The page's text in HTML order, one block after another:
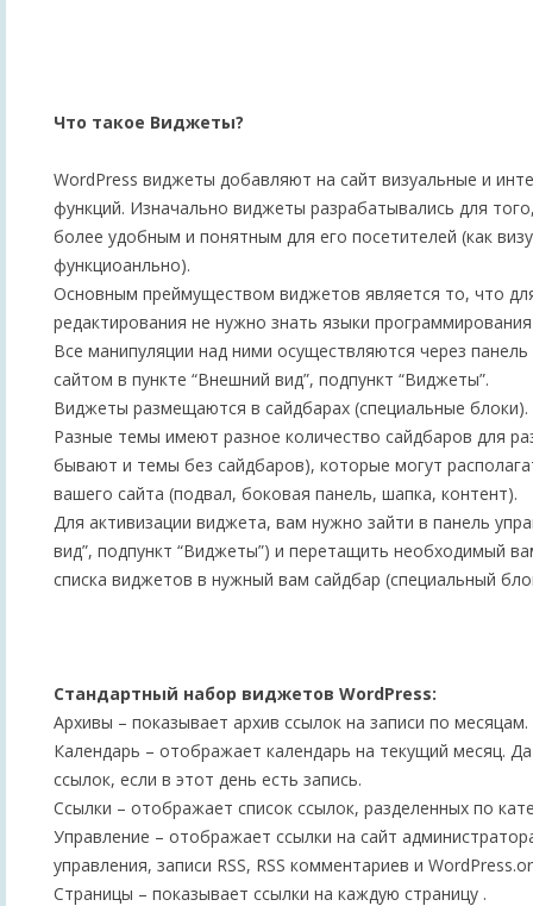
Что такое Виджеты?
WordPress виджеты добавляют на сайт визуальные и
функций. Изначально виджеты разрабатывались для
более удобным и понятным для его посетителей (как
функциоанльно).
Основным преймуществом виджетов является то, что
редактирования не нужно знать языки
Все манипуляции над ними осуществляются через
сайтом в пункте “Внешний вид”, подпункт “Виджеты”.
Виджеты размещаются в сайдбарах (специальные блоки).
Разные темы имеют разное количество сайдбаров для
бывают и темы без сайдбаров), которые могут
вашего сайта (подвал, боковая панель, шапка, контент).
Для активизации виджета, вам нужно зайти в панель
вид”, подпункт “Виджеты”) и перетащить необходимый
списка виджетов в нужный вам сайдбар (специальный
Стандартный набор виджетов WordPress:
Архивы – показывает архив ссылок на записи по месяцам.
Календарь – отображает календарь на текущий месяц.
ссылок, если в этот день есть запись.
Ссылки – отображает список ссылок, разделенных по
Управление – отображает ссылки на сайт
управления, записи RSS, RSS комментариев и
Страницы – показывает ссылки на каждую страницу .